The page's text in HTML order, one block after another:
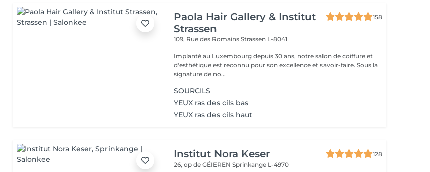
Paola Hair Gallery & Institut
Strassen
158
109, Rue des RomainsStrassen L-8041
Implanté au Luxembourg depuis 30 ans, notre salon de coiffure et
d'esthétique est reconnu pour son excellence et savoir-faire. Sous la
signature de no...
SOURCILS
YEUX ras des cils bas
YEUX ras des cils haut
Institut Nora Keser
128
26, op de GÉIERENSprinkange L-4970